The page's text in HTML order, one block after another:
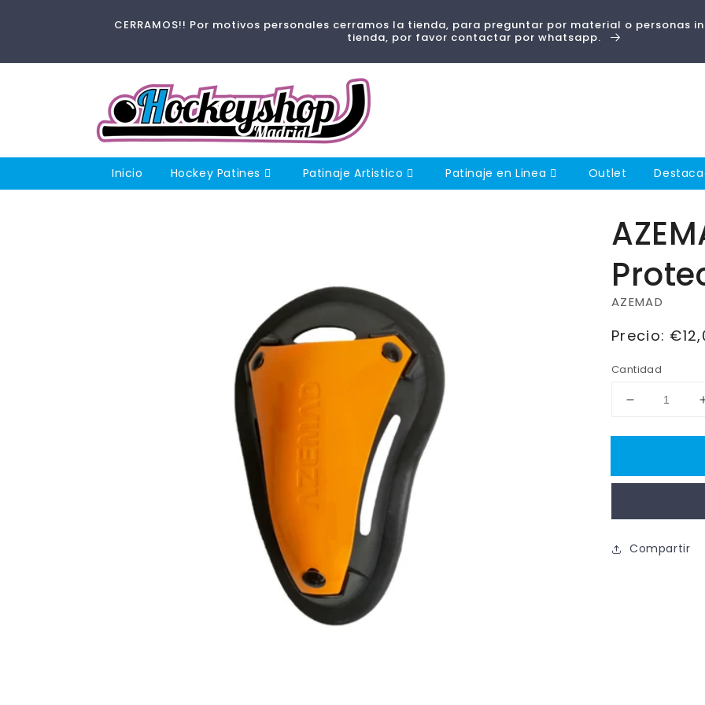
CERRAMOS!! Por motivos personales cerramos la tienda, para preguntar por material o personas
tienda, por favor contactar por whatsapp.
Inicio Hockey Patines Patinaje Artistico Patinaje en Linea Outlet
AZEMAD
Precio
Precio:
Cantidad
Reducir
para
Coquilla
Hockey
Compartir